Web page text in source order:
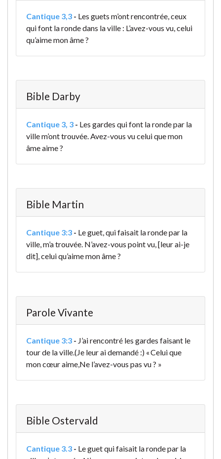
Cantique 3,3 - Les guets m’ont rencontrée, ceux
qui font la ronde dans la ville : L’avez-vous vu, celui
qu’aime mon âme ?
Bible Darby
Cantique 3, 3 - Les gardes qui font la ronde par la
ville m’ont trouvée. Avez-vous vu celui que mon
âme aime ?
Bible Martin
Cantique 3:3 - Le guet, qui faisait la ronde par la
ville, m’a trouvée. N’avez-vous point vu, [leur ai-je
dit], celui qu’aime mon âme ?
Parole Vivante
Cantique 3:3 - J’ai rencontré les gardes faisant le
tour de la ville.(Je leur ai demandé :) « Celui que
mon cœur aime,Ne l’avez-vous pas vu ? »
Bible Ostervald
Cantique 3.3 - Le guet qui faisait la ronde par la